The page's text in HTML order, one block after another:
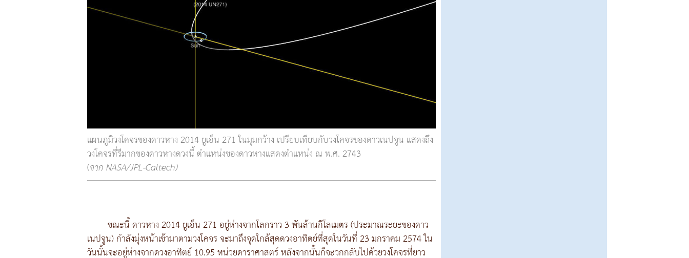
แผนภูมิวงโคจรของดาวหาง 2014 ยูเอ็น 271 ในมุมกว้าง เปรียบเทียบกับวงโคจรของดาวเนปจูน แสดงถึง
วงโคจรที่รีมากของดาวหางดวงนี้ ตำแหน่งของดาวหางแสดงตำแหน่ง ณ พ.ศ. 2743
(จาก NASA/JPL-Caltech)
ขณะนี้ ดาวหาง 2014 ยูเอ็น 271 อยู่ห่างจากโลกราว 3 พันล้านกิโลเมตร (ประมาณระยะของดาว
เนปจูน) กำลังมุ่งหน้าเข้ามาตามวงโคจร จะมาถึงจุดใกล้สุดดวงอาทิตย์ที่สุดในวันที่ 23 มกราคม 2574 ใน
วันนั้นจะอยู่ห่างจากดวงอาทิตย์ 10.95 หน่วยดาราศาสตร์ หลังจากนั้นก็จะวกกลับไปด้วยวงโคจรที่ยาว